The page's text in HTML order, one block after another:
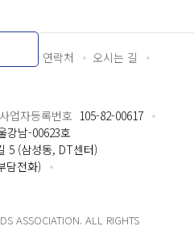
담당자 연락처
오시는 길
사업자등록번호 105-82-00617
강남-00623호
5 (삼성동, DT센터)
담전화)
ASSOCIATION. ALL RIGHTS